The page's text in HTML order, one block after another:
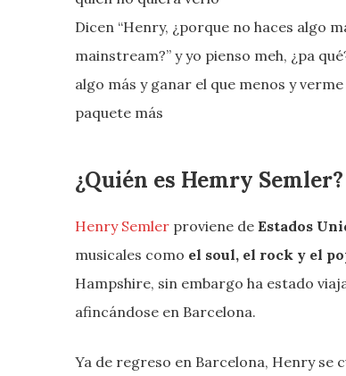
Dicen “Henry, ¿porque no haces algo
mainstream?” y yo pienso meh, ¿pa
algo más y ganar el que menos y
paquete más
¿Quién es Hemry
Henry Semler proviene de Estados
musicales como el soul, el rock y el
Hampshire, sin embargo ha estado
afincándose en Barcelona.
Ya de regreso en Barcelona, Henry se